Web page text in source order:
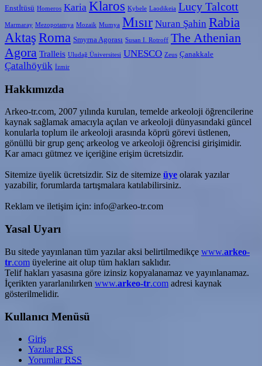
Enstİtüsü Homeros Karia Klaros Kybele Laodikeia Lucy Talcott
Marmaray Mezopotamya Mozaik Mumya Mısır Nuran Şahin Rabia
Aktaş Roma Smyrna Agorası Susan I. Rotroff The Athenian
Agora Tralleis Uludağ Üniversitesi UNESCO Zeus Çanakkale
Çatalhöyük İzmir
Hakkımızda
Arkeo-tr.com, 2007 yılında kurulan, temelde arkeoloji öğrencilerine
kaynak sağlamak amacıyla açılan ve arkeoloji dünyasındaki güncel
konularla toplum ile arkeoloji arasında köprü görevi üstlenen,
gönüllü bir grup genç arkeolog ve arkeoloji öğrencisi girişimidir.
Kar amacı gütmez ve içeriğine erişim ücretsizdir.
Sitemize üyelik ücretsizdir. Siz de sitemize üye olarak yazılar
yazabilir, forumlarda tartışmalara katılabilirsiniz.
Reklam ve iletişim için: info@arkeo-tr.com
Yasal Uyarı
Bu sitede yayınlanan tüm yazılar aksi belirtilmedikçe www.arkeo-
tr.com üyelerine ait olup tüm hakları saklıdır.
Telif hakları yasasına göre izinsiz kopyalanamaz ve yayınlanamaz.
İçerikten yararlanılırken www.arkeo-tr.com adresi kaynak
gösterilmelidir.
Kullanıcı Menüsü
Giriş
YazılarRSS
YorumlarRSS